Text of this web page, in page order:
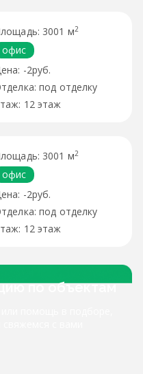
3001 м2
офис
-2руб.
под отделку
12 этаж
3001 м2
офис
-2руб.
под отделку
12 этаж
по объектам